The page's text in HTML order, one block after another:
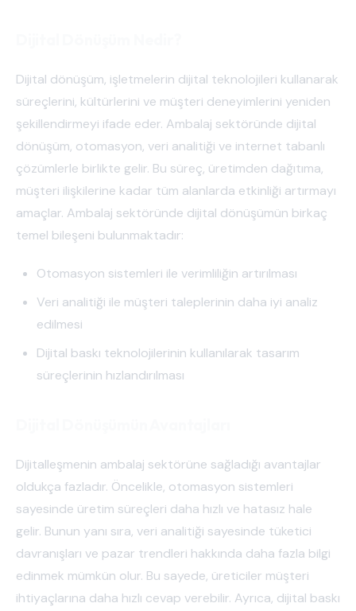
Dijital dönüşüm, işletmelerin dijital teknolojileri kullanarak
süreçlerini, kültürlerini ve müşteri deneyimlerini yeniden
şekillendirmeyi ifade eder. Ambalaj sektöründe dijital
dönüşüm, otomasyon, veri analitiği ve internet tabanlı
çözümlerle birlikte gelir. Bu süreç, üretimden dağıtıma,
müşteri ilişkilerine kadar tüm alanlarda etkinliği artırmayı
amaçlar. Ambalaj sektöründe dijital dönüşümün birkaç
temel bileşeni bulunmaktadır:
Otomasyon sistemleri ile verimliliğin artırılması
Veri analitiği ile müşteri taleplerinin daha iyi analiz
edilmesi
Dijital baskı teknolojilerinin kullanılarak tasarım
süreçlerinin hızlandırılması
Dijitalleşmenin ambalaj sektörüne sağladığı avantajlar
oldukça fazladır. Öncelikle, otomasyon sistemleri
sayesinde üretim süreçleri daha hızlı ve hatasız hale
gelir. Bunun yanı sıra, veri analitiği sayesinde tüketici
davranışları ve pazar trendleri hakkında daha fazla bilgi
edinmek mümkün olur. Bu sayede, üreticiler müşteri
ihtiyaçlarına daha hızlı cevap verebilir. Ayrıca, dijital baskı